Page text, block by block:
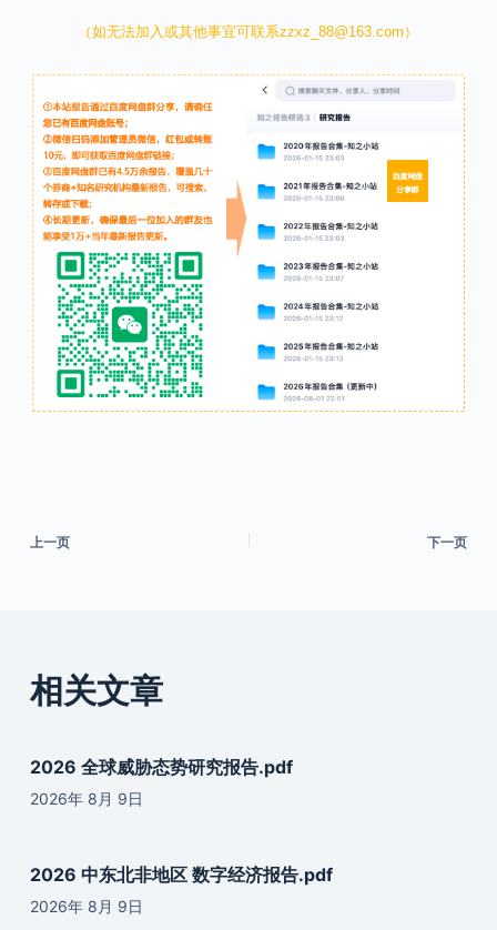
（如无法加入或其他事宜可联系zzxz_88@163.com）
上一页 下一页
相关文章
2026 全球威胁态势研究报告.pdf
2026年 8月 9日
2026 中东北非地区 数字经济报告.pdf
2026年 8月 9日